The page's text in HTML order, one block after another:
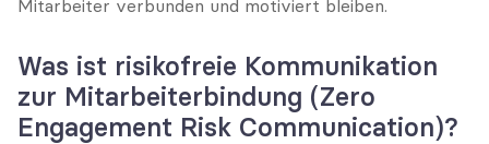
Mitarbeiter verbunden und motiviert bleiben.
Was ist risikofreie Kommunikation
zur Mitarbeiterbindung (Zero
Engagement Risk Communication)?